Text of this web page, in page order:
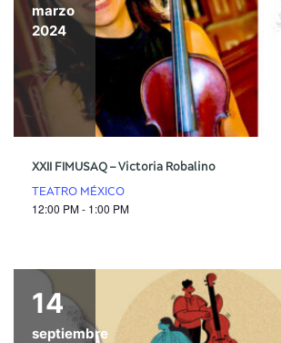
marzo
2024
XXII FIMUSAQ – Victoria Robalino
TEATRO MÉXICO
12:00 PM - 1:00 PM
14
septiembre